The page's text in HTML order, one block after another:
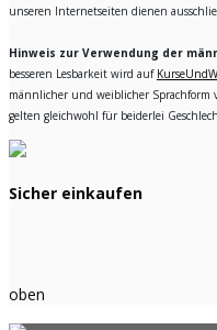
unseren Internetseiten dienen
Hinweis zur Verwendung der
besseren Lesbarkeit wird auf
männlicher und weiblicher Sprachform
gelten gleichwohl für beiderlei
Sicher einkaufen
oben